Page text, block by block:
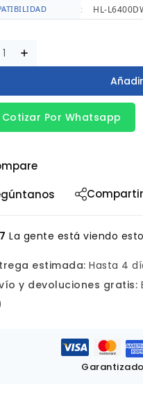
: HL-
Cotizar Por Whatsapp
Compartir
La gente está viendo
estimada: Hasta 4
y devoluciones gratis: